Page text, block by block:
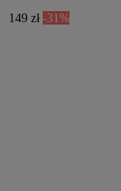
149 zł -31%